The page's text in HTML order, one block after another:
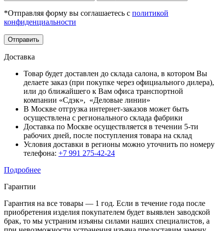
*Отправляя форму вы соглашаетесь с политикой
конфиденциальности
Отправить
Доставка
Товар будет доставлен до склада салона, в котором Вы
делаете заказ (при покупке через официального дилера),
или до ближайшего к Вам офиса транспортной
компании «Сдэк», «Деловые линии»
В Москве отгрузка интернет-заказов может быть
осуществлена с регионального склада фабрики
Доставка по Москве осуществляется в течении 5-ти
рабочих дней, после поступления товара на склад
Условия доставки в регионы можно уточнить по номеру
телефона: +7 991 275-42-24
Подробнее
Гарантии
Гарантия на все товары — 1 год. Если в течение года после
приобретения изделия покупателем будет выявлен заводской
брак, то мы устраним изъяны силами наших специалистов, а